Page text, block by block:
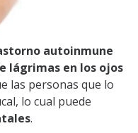
autoinmune
lágrimas en los ojos
las personas que lo
lo cual puede
.